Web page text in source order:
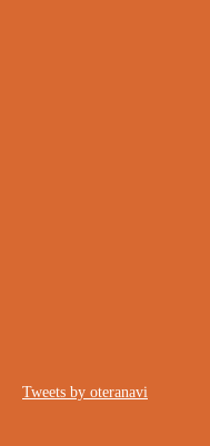
Tweets by oteranavi